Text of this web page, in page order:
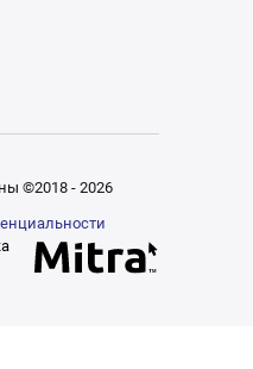
©2018 - 2026